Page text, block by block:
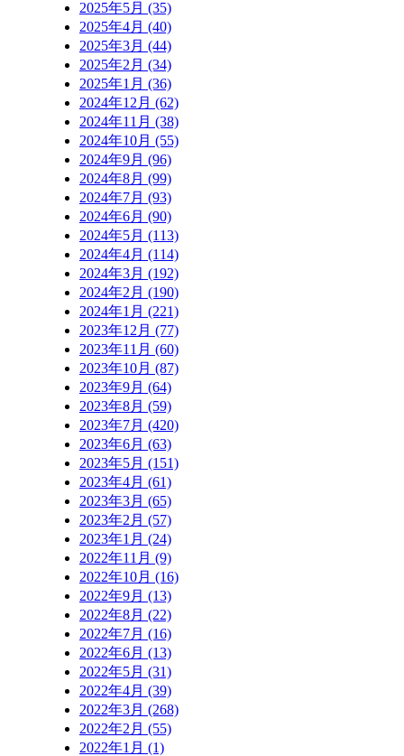
2025年5月 (35)
2025年4月 (40)
2025年3月 (44)
2025年2月 (34)
2025年1月 (36)
2024年12月 (62)
2024年11月 (38)
2024年10月 (55)
2024年9月 (96)
2024年8月 (99)
2024年7月 (93)
2024年6月 (90)
2024年5月 (113)
2024年4月 (114)
2024年3月 (192)
2024年2月 (190)
2024年1月 (221)
2023年12月 (77)
2023年11月 (60)
2023年10月 (87)
2023年9月 (64)
2023年8月 (59)
2023年7月 (420)
2023年6月 (63)
2023年5月 (151)
2023年4月 (61)
2023年3月 (65)
2023年2月 (57)
2023年1月 (24)
2022年11月 (9)
2022年10月 (16)
2022年9月 (13)
2022年8月 (22)
2022年7月 (16)
2022年6月 (13)
2022年5月 (31)
2022年4月 (39)
2022年3月 (268)
2022年2月 (55)
2022年1月 (1)